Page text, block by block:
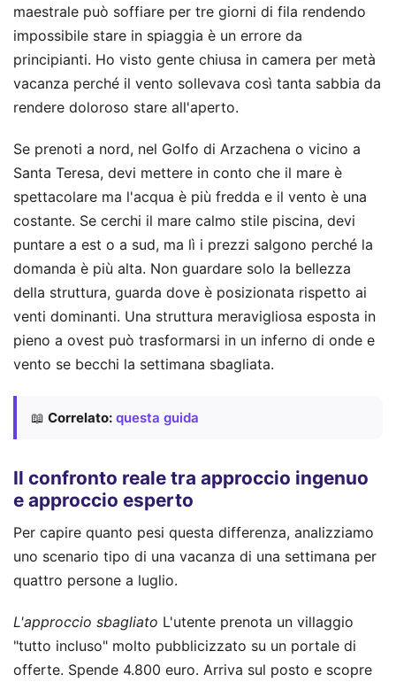
maestrale può soffiare per tre giorni di fila rendendo
impossibile stare in spiaggia è un errore da
principianti. Ho visto gente chiusa in camera per metà
vacanza perché il vento sollevava così tanta sabbia da
rendere doloroso stare all'aperto.
Se prenoti a nord, nel Golfo di Arzachena o vicino a
Santa Teresa, devi mettere in conto che il mare è
spettacolare ma l'acqua è più fredda e il vento è una
costante. Se cerchi il mare calmo stile piscina, devi
puntare a est o a sud, ma lì i prezzi salgono perché la
domanda è più alta. Non guardare solo la bellezza
della struttura, guarda dove è posizionata rispetto ai
venti dominanti. Una struttura meravigliosa esposta in
pieno a ovest può trasformarsi in un inferno di onde e
vento se becchi la settimana sbagliata.
📖 Correlato: questa guida
Il confronto reale tra approccio ingenuo
e approccio esperto
Per capire quanto pesi questa differenza, analizziamo
uno scenario tipo di una vacanza di una settimana per
quattro persone a luglio.
L'approccio sbagliato L'utente prenota un villaggio
"tutto incluso" molto pubblicizzato su un portale di
offerte. Spende 4.800 euro. Arriva sul posto e scopre